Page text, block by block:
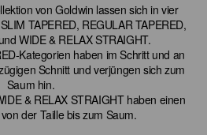
von Goldwin lassen sich in vier
TAPERED, REGULAR TAPERED,
WIDE & RELAX STRAIGHT.
Kategorien haben im Schritt und an
Schnitt und verjüngen sich zum
Saum hin.
& RELAX STRAIGHT haben einen
der Taille bis zum Saum.